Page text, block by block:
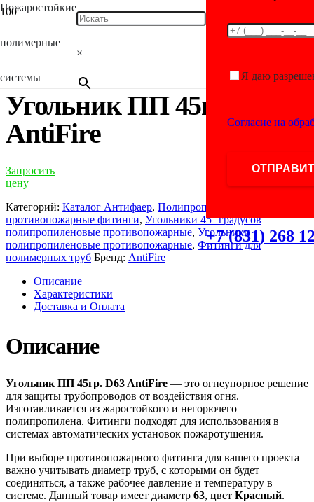
Пожаростойкие
полимерные
системы
×
Я даю
Согласие на
+7 (831) 268
Каталог/Фитинги для полимерных
фитинги/Угольники 45° градусов полипропиленовые
Угольник ПП 45гр. D63
AntiFire
Запросить
цену
Категорий: Каталог Антифаер, Полипропиленовые
противопожарные фитинги, Угольники 45° градусов
полипропиленовые противопожарные, Угольники
полипропиленовые противопожарные, Фитинги для
полимерных труб Бренд: AntiFire
Описание
Характеристики
Доставка и Оплата
Описание
Угольник ПП 45гр. D63 AntiFire — это огнеупорное решение
для защиты трубопроводов от воздействия огня.
Изготавливается из жаростойкого и негорючего
полипропилена. Фитинги подходят для использования в
системах автоматических установок пожаротушения.
При выборе противопожарного фитинга для вашего проекта
важно учитывать диаметр труб, с которыми он будет
соединяться, а также рабочее давление и температуру в
системе. Данный товар имеет диаметр 63, цвет Красный.